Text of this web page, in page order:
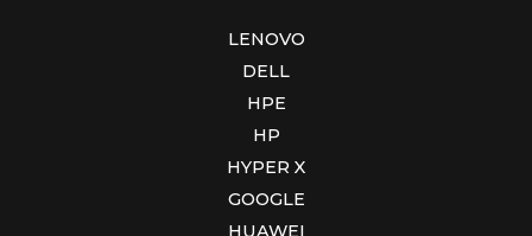
LENOVO
DELL
HPE
HP
HYPER X
GOOGLE
HUAWEI